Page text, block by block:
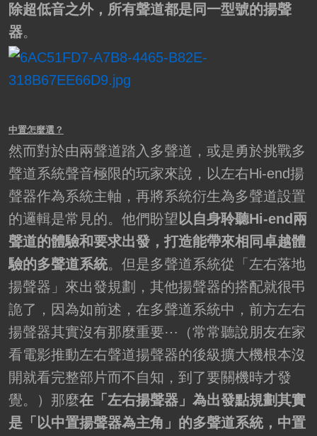
除超低音之外，所有聲道都是同一型號的揚聲
器。
中置怎麼選？
然而對於由兩聲道踏入多聲道，或是勇於挑戰多
聲道系統聲音極限的玩家來說，以左右Hi-end揚
聲器作為系統主軸，再將系統衍生為多聲道設置
的邏輯是常見的。他們盼望以自身聆聽Hi-end兩
聲道的體驗和要求出發，打造能帶來相同卓越體
驗的多聲道系統。但是多聲道系統從「左右落地
揚聲器」來出發規劃，其他揚聲器的搭配就很弔
詭了，因為如前述，在多聲道系統中，前方左右
揚聲器其實沒有那麼重要⋯（常常聽說朋友在家
看電影推動左右聲道揚聲器的後級擴大機根本沒
開就看完整部片而不自知，到了要關機時才發
覺。）那麼在「左右揚聲器」為出發點規劃其實
是「以中置揚聲器為主角」的多聲道系統，中置